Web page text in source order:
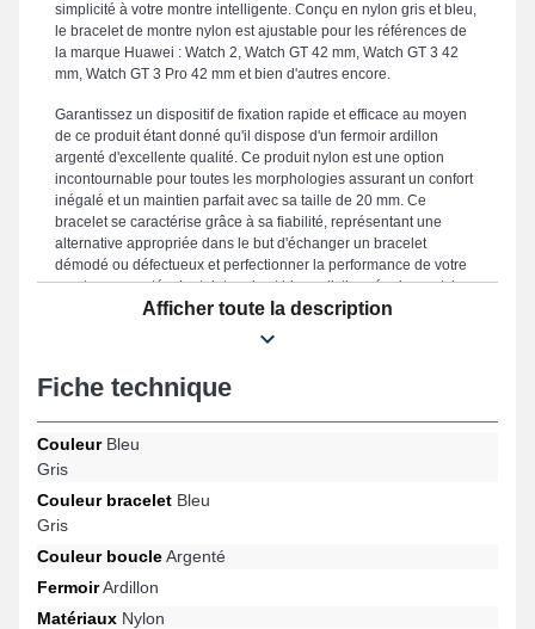
simplicité à votre montre intelligente. Conçu en nylon gris et bleu,
le bracelet de montre nylon est ajustable pour les références de
la marque Huawei : Watch 2, Watch GT 42 mm, Watch GT 3 42
mm, Watch GT 3 Pro 42 mm et bien d'autres encore.
Garantissez un dispositif de fixation rapide et efficace au moyen
de ce produit étant donné qu'il dispose d'un fermoir ardillon
argenté d'excellente qualité. Ce produit nylon est une option
incontournable pour toutes les morphologies assurant un confort
inégalé et un maintien parfait avec sa taille de 20 mm. Ce
bracelet se caractérise grâce à sa fiabilité, représentant une
alternative appropriée dans le but d'échanger un bracelet
démodé ou défectueux et perfectionner la performance de votre
montre connectée. La teinte gris et bleue distinguée de ce style
de bracelet pour montre renforce une apparence unique pour un
42 mm, Watch 2 et beaucoup plus encore de la marque Huawei.
avec précision à plusieurs références procurant une aisance
Afficher toute la description
Fiche technique
CouleurBleu
Gris
Couleur bracelet Bleu
Gris
Couleur boucleArgenté
FermoirArdillon
Matériaux Nylon